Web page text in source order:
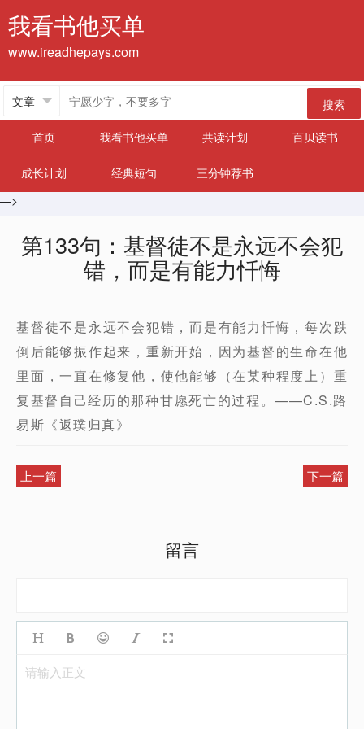
我看书他买单
www.ireadhepays.com
搜索
首页
我看书他买单 共读计划 百贝读书
成长计划 经典短句
三分钟荐书
—>
第133句：基督徒不是永远不会犯
错，而是有能力忏悔
基督徒不是永远不会犯错，而是有能力忏悔，每次跌
倒后能够振作起来，重新开始，因为基督的生命在他
里面，一直在修复他，使他能够（在某种程度上）重
复基督自己经历的那种甘愿死亡的过程。——C.S.路
易斯《返璞归真》
上一篇 下一篇
留言
请输入正文